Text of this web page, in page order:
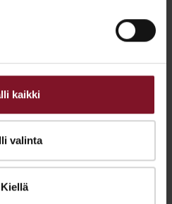
kaikki
valinta
Kiellä
luokitellaan
aiheuttaa useita
luokitellaankin
rakenteesta
ongelmia:
seinän alaosan